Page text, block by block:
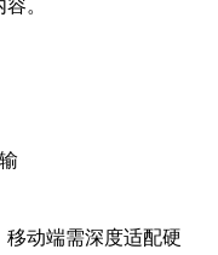
动端需深度适配硬